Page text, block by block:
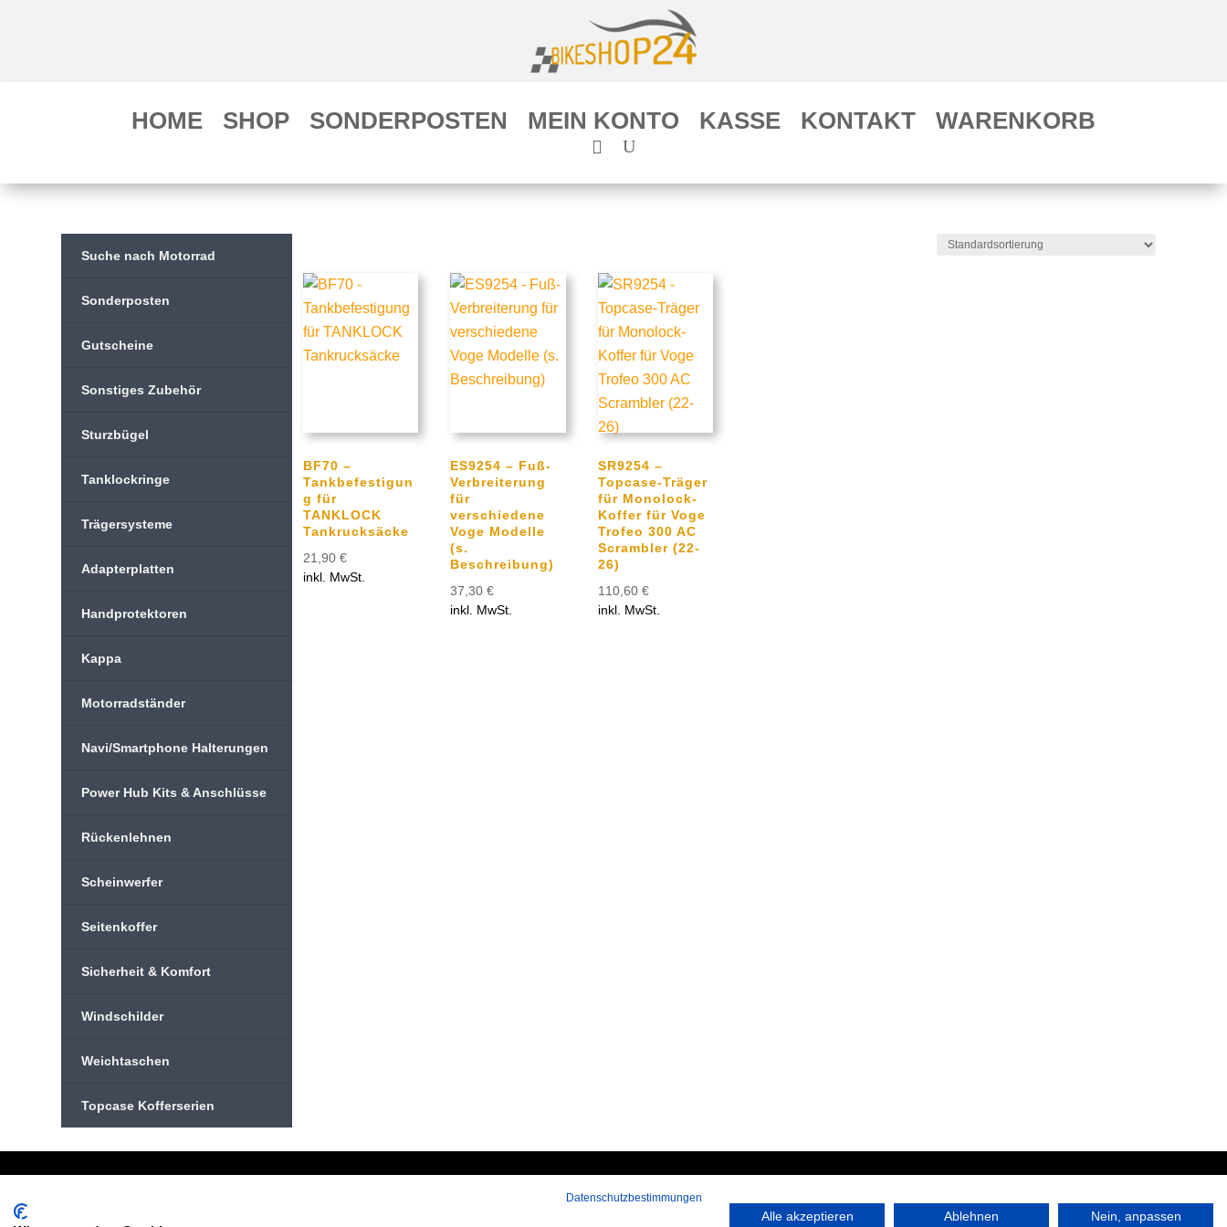
HOME SHOP SONDERPOSTEN MEIN KONTO KASSE KONTAKT WARENKORB
Suche nach Motorrad
Sonderposten
Gutscheine
Sonstiges Zubehör
Sturzbügel
Tanklockringe
Trägersysteme
Adapterplatten
Handprotektoren
Kappa
Motorradständer
Navi/Smartphone Halterungen
Power Hub Kits & Anschlüsse
Rückenlehnen
Scheinwerfer
Seitenkoffer
Sicherheit & Komfort
Windschilder
Weichtaschen
Topcase Kofferserien
BF70 –
Tankbefestigun
g für
TANKLOCK
Tankrucksäcke
21,90 €
inkl. MwSt.
ES9254 – Fuß-
Verbreiterung
für
verschiedene
Voge Modelle
(s.
Beschreibung)
37,30€
inkl. MwSt.
SR9254 –
Topcase-Träger
für Monolock-
Koffer für Voge
Trofeo 300 AC
Scrambler (22-
26)
110,60€
inkl. MwSt.
Hans-Pinsel-Straße 9a
Datenschutzbestimmungen
Alle akzeptieren Ablehnen Nein, anpassen